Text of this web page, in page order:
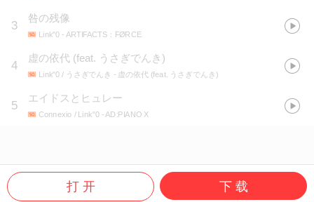
3
咎の残像
Link"0 - ARTIFACTS：FØRCE
4
虚の依代 (feat. うさぎでんき)
Link"0 / うさぎでんき - 虚の依代 (feat. うさぎでんき)
5
エイドスとヒュレー
Connexio / Link"0- AD:PIANO X
打 开 下 载